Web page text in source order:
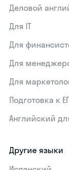
Деловой
Для IT
Для
Для
Для
Подготовка к
Английский
Другие языки